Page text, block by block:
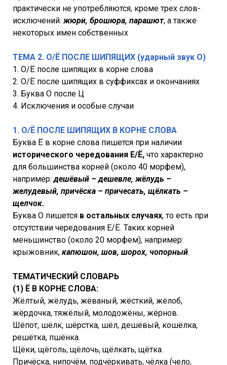
практически не употребляются, кроме трех слов-
исключений: жюри, брошюра, парашют, а также
некоторых имен собственных
ТЕМА 2. О/Ё ПОСЛЕ ШИПЯЩИХ (ударный звук О)
1. О/Ё после шипящих в корне слова
2. О/Ё после шипящих в суффиксах и окончаниях
3. Буква О после Ц
4. Исключения и особые случаи
1. О/Ё ПОСЛЕ ШИПЯЩИХ В КОРНЕ СЛОВА
Буква Ё в корне слова пишется при наличии
исторического чередования Е/Ё, что характерно
для большинства корней (около 40 морфем),
например:дешёвый – дешевле, жёлудь –
желудевый, причёска – причесать, щёлкать –
щелчок.
Буква О пишется в остальных случаях, то есть при
отсутствии чередования Е/Ё. Таких корней
меньшинство (около 20 морфем), например:
крыжовник, капюшон, шов, шорох, чопорный.
ТЕМАТИЧЕСКИЙ СЛОВАРЬ
(1) Ё В КОРНЕ СЛОВА:
Жёлтый, жёлудь, жёваный, жёсткий, жёлоб,
жёрдочка, тяжёлый, молодожёны, жёрнов.
Шёпот, шёлк, шёрстка, шёл, дешёвый, кошёлка,
решётка, пшёнка.
Щёки, щёголь, щёлочь, щёлкать, щётка.
Причёска, нипочём, подчёркивать, чёлка (чело,